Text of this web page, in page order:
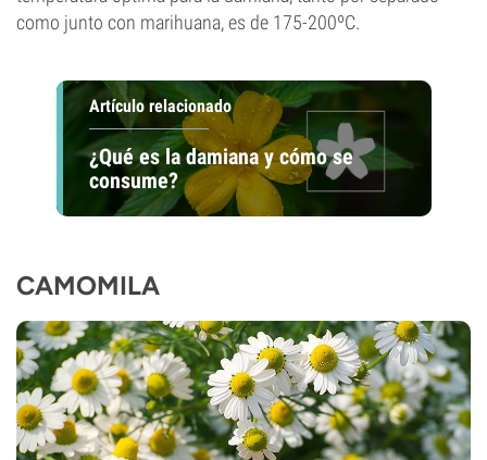
como junto con marihuana, es de 175-200ºC.
Artículo relacionado
¿Qué es la damiana y cómo se
consume?
CAMOMILA